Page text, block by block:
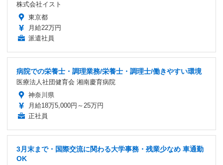
株式会社イスト
東京都
月給22万円
派遣社員
病院での栄養士・調理業務/栄養士・調理士/働きやすい環境
医療法人社団健育会 湘南慶育病院
神奈川県
月給18万5,000円～25万円
正社員
3月末まで・国際交流に関わる大学事務・残業少なめ 車通勤
OK